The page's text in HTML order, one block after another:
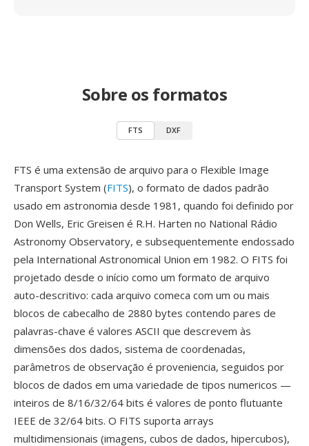
Sobre os formatos
FTS DXF
FTS é uma extensão de arquivo para o Flexible Image
Transport System (FITS), o formato de dados padrão
usado em astronomia desde 1981, quando foi definido por
Don Wells, Eric Greisen é R.H. Harten no National Rádio
Astronomy Observatory, e subsequentemente endossado
pela International Astronomical Union em 1982. O FITS foi
projetado desde o início como um formato de arquivo
auto-descritivo: cada arquivo comeca com um ou mais
blocos de cabecalho de 2880 bytes contendo pares de
palavras-chave é valores ASCII que descrevem às
dimensões dos dados, sistema de coordenadas,
parâmetros de observação é proveniencia, seguidos por
blocos de dados em uma variedade de tipos numericos —
inteiros de 8/16/32/64 bits é valores de ponto flutuante
IEEE de 32/64 bits. O FITS suporta arrays
multidimensionais (imagens, cubos de dados, hipercubos),